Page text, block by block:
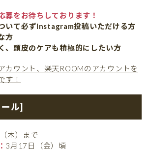
募をお待ちしております！
いて必ずInstagram投稿いただける方
方
、頭皮のケアも積極的にしたい方
カウント、楽天ROOMのアカウントを
す！
ル]
木）まで
3月17日（金）頃